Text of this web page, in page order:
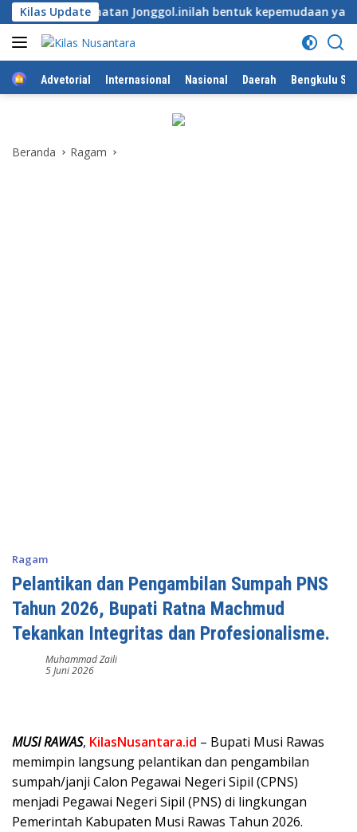
Langsung
ke
konten
Kilas UpdateJonggol.inilah bentuk kepemudaan yang
HomeAdvetorial Internasional Nasional Daerah Bengkulu
Beranda Ragam
Ragam
Pelantikan dan Pengambilan Sumpah PNS
Tahun 2026, Bupati Ratna Machmud
Tekankan Integritas dan Profesionalisme.
Muhammad Zaili
5 Juni 2026
MUSI RAWAS, KilasNusantara.id – Bupati Musi Rawas
memimpin langsung pelantikan dan pengambilan
sumpah/janji Calon Pegawai Negeri Sipil (CPNS)
menjadi Pegawai Negeri Sipil (PNS) di lingkungan
Pemerintah Kabupaten Musi Rawas Tahun 2026.